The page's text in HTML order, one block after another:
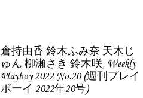
倉持由香 鈴木ふみ奈 天木じ
ゅん 柳瀬さき 鈴木咲, Weekly
Playboy 2022 No.20 (週刊プレイ
ボーイ 2022年20号)